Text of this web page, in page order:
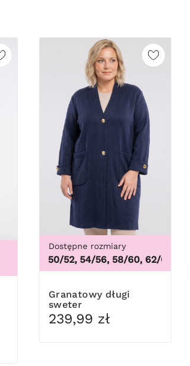
Dostępne rozmiary
46/48, 50/52, 54/56, 58/60, 62/64,46/48,
Granatowy długi
sweter
239,99 zł